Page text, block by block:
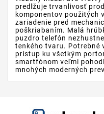
predlžuje trvanlivosť
komponentov použitých
zariadenie pred
poškriabaním. Malá
puzdro telefón
tenkého tvaru. Potrebné
prístup ku všetkým
smartfónom veľmi
mnohých moderných